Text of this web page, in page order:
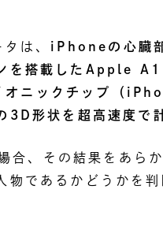
は、 iPhoneの心臓
を搭載したApple
ニックチップ（
3D形状を超高速度で
合、その結果をあら
物であるかどうかを判